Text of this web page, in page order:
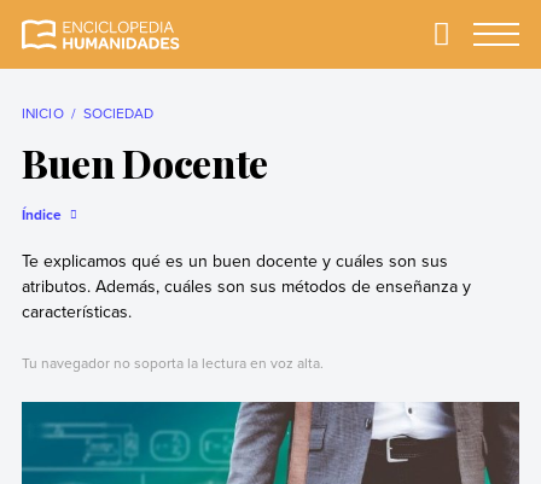
completa y más
Primary
INICIO SOCIEDAD
Buen Docente
Índice
Te explicamos qué es un buen docente y cuáles son sus
atributos. Además, cuáles son sus métodos de enseñanza y
características.
Tu navegador no soporta la lectura en voz alta.